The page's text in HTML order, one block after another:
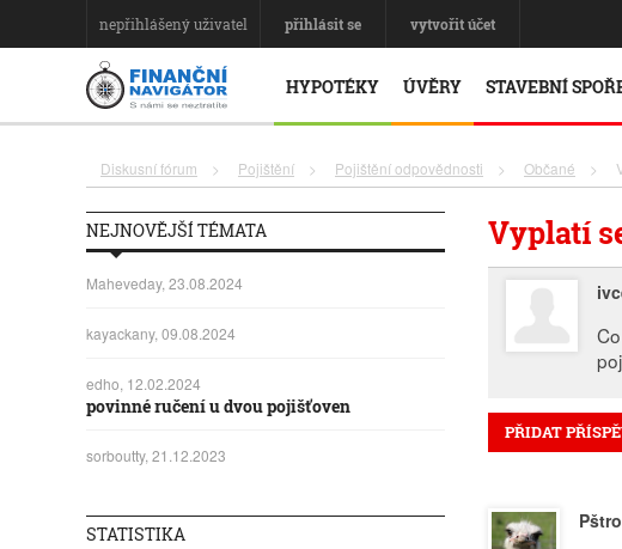
nepřihlášený uživatel přihlásit se vytvořit účet
HYPOTÉKY ÚVĚRY STAVEBNÍ
Diskusní fórum > Pojištění > Pojištění odpovědnosti > Občané >
Vyplatí
PŘIDAT
NEJNOVĚJŠÍ TÉMATA
Maheveday, 23.08.2024
kayackany, 09.08.2024
edho, 12.02.2024
povinné ručení u dvou pojišťoven
sorboutty, 21.12.2023
STATISTIKA